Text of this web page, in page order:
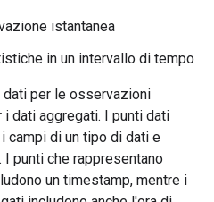
istantanea
in un intervallo di tempo
per le osservazioni
dati aggregati. I punti dati
campi di un tipo di dati e
punti che rappresentano
un timestamp, mentre i